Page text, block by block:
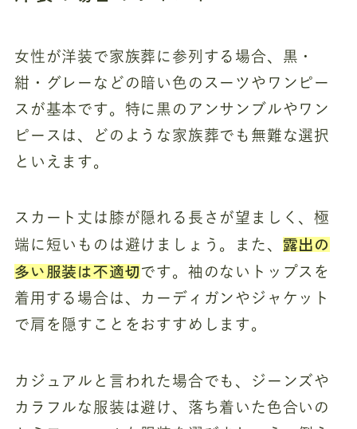
女性が洋装で家族葬に参列する場合、黒・
紺・グレーなどの暗い色のスーツやワンピー
スが基本です。特に黒のアンサンブルやワン
ピースは、どのような家族葬でも無難な選択
といえます。
スカート丈は膝が隠れる長さが望ましく、極
端に短いものは避けましょう。また、 露出の
多い服装は不適切です。袖のないトップスを
着用する場合は、カーディガンやジャケット
で肩を隠すことをおすすめします。
カジュアルと言われた場合でも、ジーンズや
カラフルな服装は避け、落ち着いた色合いの